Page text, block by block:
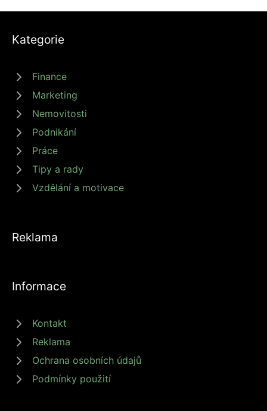
Kategorie
Finance
Marketing
Nemovitosti
Podnikání
Práce
Tipy a rady
Vzdělání a motivace
Reklama
Informace
Kontakt
Reklama
Ochrana osobních údajů
Podmínky použití